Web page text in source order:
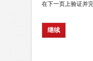
在下一页上验证并